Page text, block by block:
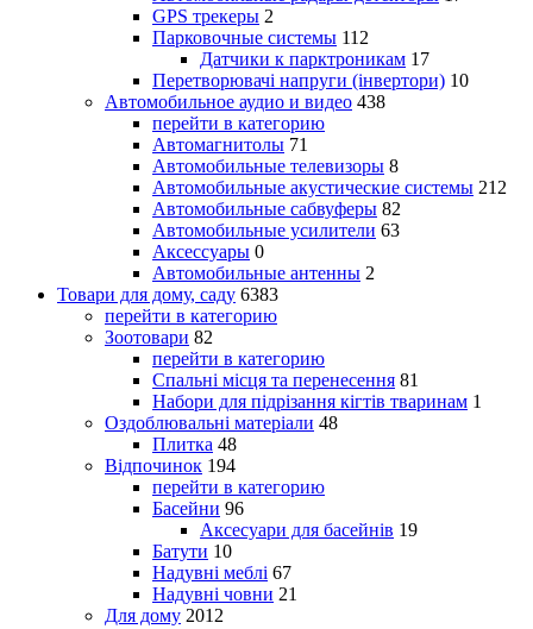
GPS трекеры 2
Парковочные системы 112
Датчики к парктроникам 17
Перетворювачі напруги (інвертори) 10
Автомобильное аудио и видео 438
перейти в категорию
Автомагнитолы 71
Автомобильные телевизоры 8
Автомобильные акустические системы 212
Автомобильные сабвуферы 82
Автомобильные усилители 63
Аксессуары 0
Автомобильные антенны 2
Товари для дому, саду 6383
перейти в категорию
Зоотовари 82
перейти в категорию
Спальні місця та перенесення 81
Набори для підрізання кігтів тваринам 1
Оздоблювальні матеріали 48
Плитка 48
Відпочинок 194
перейти в категорию
Басейни 96
Аксесуари для басейнів 19
Батути 10
Надувні меблі 67
Надувні човни 21
Для дому 2012